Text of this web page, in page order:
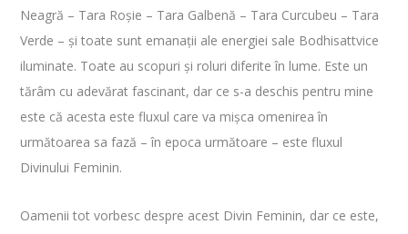
Neagră – Tara Roșie – Tara Galbenă – Tara Curcubeu – Tara
Verde – și toate sunt emanații ale energiei sale Bodhisattvice
iluminate. Toate au scopuri și roluri diferite în lume. Este un
tărâm cu adevărat fascinant, dar ce s-a deschis pentru mine
este că acesta este fluxul care va mișca omenirea în
următoarea sa fază – în epoca următoare – este fluxul
Divinului Feminin.
Oamenii tot vorbesc despre acest Divin Feminin, dar ce este,